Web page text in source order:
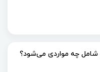
چه مواردی می‌شود؟